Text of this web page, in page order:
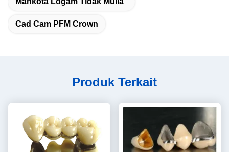
Cad Cam PFM Crown
Produk Terkait